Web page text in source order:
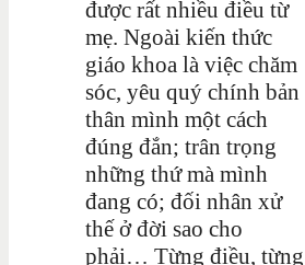
được rất nhiều điều từ
mẹ. Ngoài kiến thức
giáo khoa là việc chăm
sóc, yêu quý chính bản
thân mình một cách
đúng đắn; trân trọng
những thứ mà mình
đang có; đối nhân xử
thế ở đời sao cho
phải… Từng điều, từng